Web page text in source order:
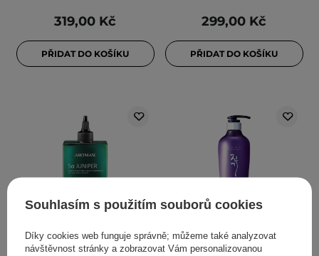
319,00 Kč
PŘIDAT DO KOŠÍKU
299,00 Kč
PŘIDAT DO KOŠÍKU
Aromase - 5α Juniper
Daeng Gi Meo Ri -
Souhlasím s použitím souborů cookies
Díky cookies web funguje správně; můžeme také analyzovat
návštěvnost stránky a zobrazovat Vám personalizovanou